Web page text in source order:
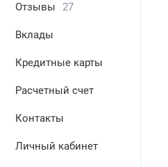
Отзывы 27
Вклады
Кредитные карты
Расчетный счет
Контакты
Личный кабинет